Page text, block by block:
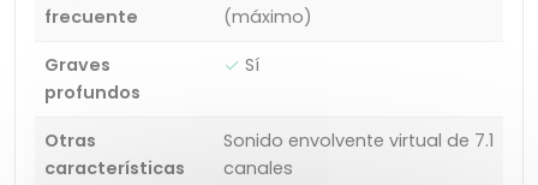
frecuente
(máximo)
Graves
profundos
Sí
Otras
características
Sonido envolvente virtual de 7.1
canales